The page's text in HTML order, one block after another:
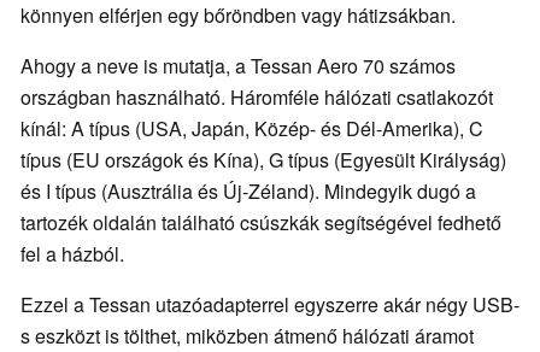
könnyen elférjen egy bőröndben vagy hátizsákban.
Ahogy a neve is mutatja, a Tessan Aero 70 számos
országban használható. Háromféle hálózati csatlakozót
kínál: A típus (USA, Japán, Közép- és Dél-Amerika), C
típus (EU országok és Kína), G típus (Egyesült Királyság)
és I típus (Ausztrália és Új-Zéland). Mindegyik dugó a
tartozék oldalán található csúszkák segítségével fedhető
fel a házból.
Ezzel a Tessan utazóadapterrel egyszerre akár négy USB-
s eszközt is tölthet, miközben átmenő hálózati áramot